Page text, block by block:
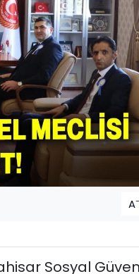
A-
Sosyal